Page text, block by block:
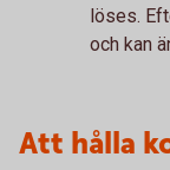
löses.
och kan
Att hålla